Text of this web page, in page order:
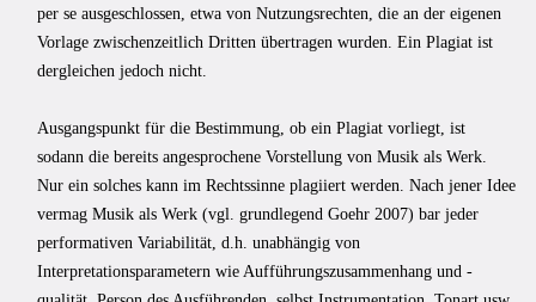
per se ausgeschlossen, etwa von Nutzungsrechten, die an der eigenen
Vorlage zwischenzeitlich Dritten über­tragen wurden. Ein Plagiat ist
dergleichen jedoch nicht.
Ausgangspunkt für die Bestimmung, ob ein Plagiat vorliegt, ist
sodann die bereits angesprochene Vorstellung von Musik als Werk.
Nur ein solches kann im Rechtssinne plagiiert werden. Nach jener Idee
vermag Musik als Werk (vgl. grundlegend Goehr 2007) bar jeder
performativen Variabilität, d.h. unabhängig von
Interpretationsparametern wie Aufführungszusammenhang und -